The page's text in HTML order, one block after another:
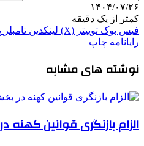
۱۴۰۴/۰۷/۲۶
کمتر از یک دقیقه
فیس بوک توییتر (X) لینکدین ‫تامبلر
رایانامه چاپ
نوشته های مشابه
الزام بازنگری قوانین